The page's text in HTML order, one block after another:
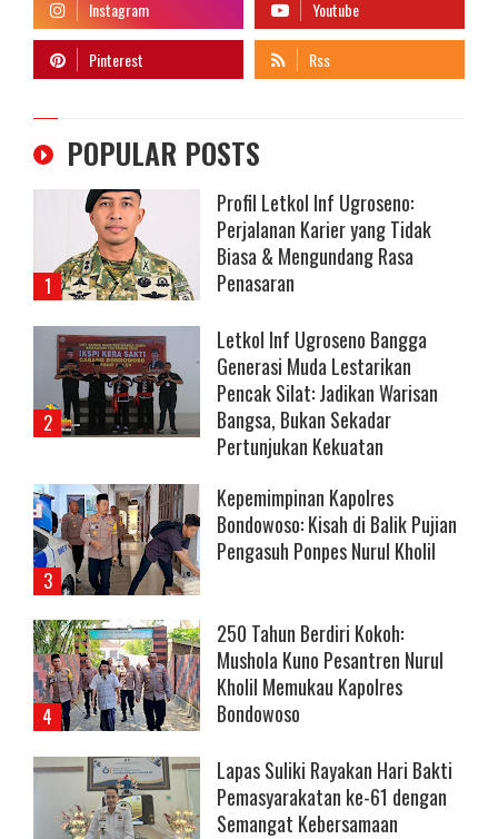
POPULAR POSTS
Profil Letkol Inf Ugroseno:
Perjalanan Karier yang Tidak
Biasa & Mengundang Rasa
Penasaran
Letkol Inf Ugroseno Bangga
Generasi Muda Lestarikan
Pencak Silat: Jadikan Warisan
Bangsa, Bukan Sekadar
Pertunjukan Kekuatan
Kepemimpinan Kapolres
Bondowoso: Kisah di Balik Pujian
Pengasuh Ponpes Nurul Kholil
250 Tahun Berdiri Kokoh:
Mushola Kuno Pesantren Nurul
Kholil Memukau Kapolres
Bondowoso
Lapas Suliki Rayakan Hari Bakti
Pemasyarakatan ke-61 dengan
Semangat Kebersamaan